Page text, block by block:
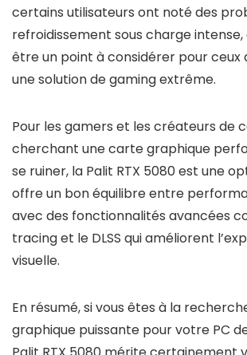
certains utilisateurs ont noté des
refroidissement sous charge
être un point à considérer pour ceux
une solution de gaming extrême.
Pour les gamers et les créateurs de
cherchant une carte graphique
se ruiner, la Palit RTX 5080 est une
offre un bon équilibre entre
avec des fonctionnalités avancées
tracing et le DLSS qui améliorent
visuelle.
En résumé, si vous êtes à la
graphique puissante pour votre PC